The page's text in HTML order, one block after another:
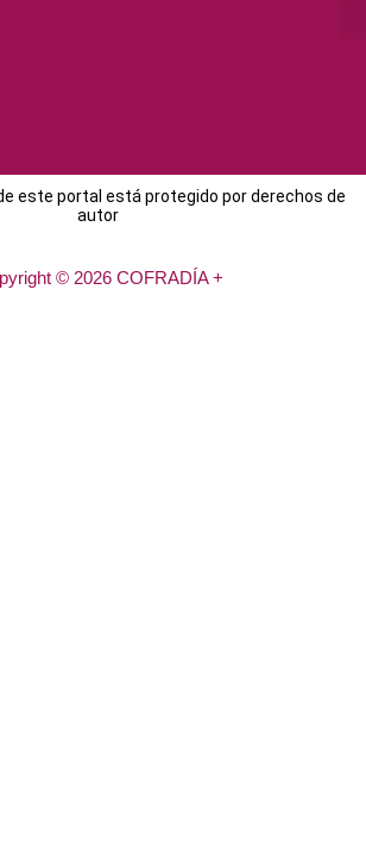
este portal está protegido por derechos de
autor
© 2026 COFRADÍA +